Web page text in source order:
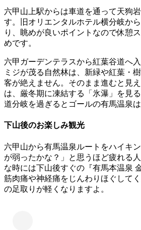
六甲山上駅からは車道を通って天狗
す。
旧オリエンタルホテル横分岐か
り、眺めが良いポイントなので休憩
めです。
六甲ガーデンテラスから紅葉谷道へ入
ミジが茂る自然林は、新緑や紅葉・
客が絶えません。そのまま進むと見
は、厳冬期に凍結する「氷瀑」を見
道分岐を過ぎるとゴールの有馬温泉は
下山後のお楽しみ観光
六甲山から有馬温泉ルートをハイキ
が弱ったかな？」と思うほど疲れる
な時には下山後すぐの『有馬本温泉
筋肉痛や神経痛をじんわりほぐして
の足取りが軽くなりますよ。